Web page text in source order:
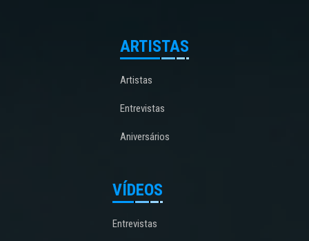
ARTISTAS
Artistas
Entrevistas
Aniversários
VÍDEOS
Entrevistas